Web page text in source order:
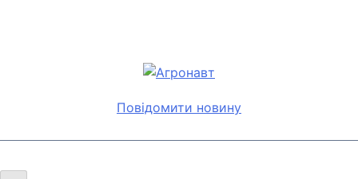
Агронавт
Новини українського агробізнесу
Повідомити новину